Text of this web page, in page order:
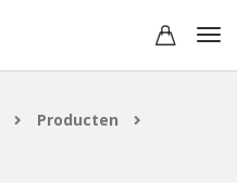
Producten